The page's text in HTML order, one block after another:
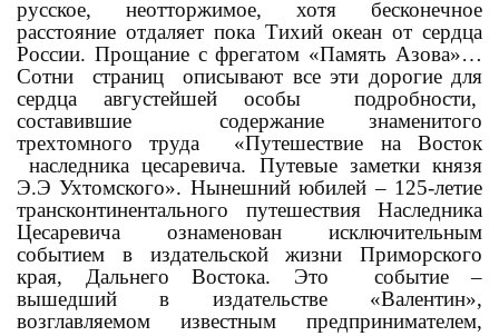
русское, неотторжимое, хотя бесконечное
расстояние отдаляет пока Тихий океан от сердца
России. Прощание с фрегатом «Память Азова»…
Сотни страниц описывают все эти дорогие для
сердца августейшей особы подробности,
составившие содержание знаменитого
трехтомного труда «Путешествие на Восток
наследника цесаревича. Путевые заметки князя
Э.Э Ухтомского». Нынешний юбилей – 125-летие
трансконтинентального путешествия Наследника
Цесаревича ознаменован исключительным
событием в издательской жизни Приморского
края, Дальнего Востока. Это событие –
вышедший в издательстве «Валентин»,
возглавляемом известным предпринимателем,